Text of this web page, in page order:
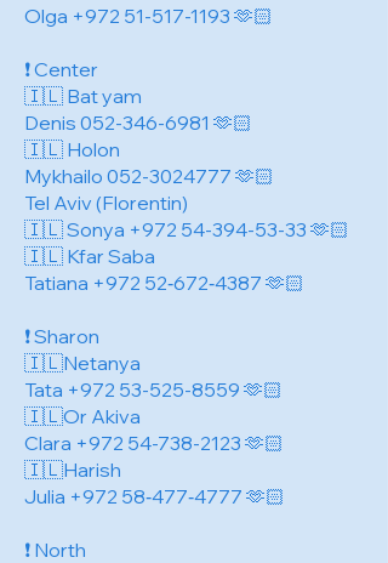
Olga +972 51-517-1193 🫶🏻
❗️ Center
🇮🇱 Bat yam
Denis 052-346-6981 🫶🏻
🇮🇱 Holon
Mykhailo 052-3024777 🫶🏻
Tel Aviv (Florentin)
🇮🇱 Sonya +972 54-394-53-33 🫶🏻
🇮🇱 Kfar Saba
Tatiana +972 52‑672‑4387 🫶🏻
❗️ Sharon
🇮🇱Netanya
Tata +972 53-525-8559 🫶🏻
🇮🇱Or Akiva
Clara +972 54-738-2123 🫶🏻
🇮🇱Harish
Julia +972 58‑477‑4777 🫶🏻
❗️ North